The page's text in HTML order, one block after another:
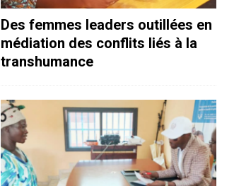
Des femmes leaders outillées en
médiation des conflits liés à la
transhumance